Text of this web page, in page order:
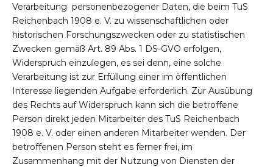
Verarbeitung personenbezogener Daten, die beim TuS
Reichenbach 1908 e. V. zu wissenschaftlichen oder
historischen Forschungszwecken oder zu statistischen
Zwecken gemäß Art. 89 Abs. 1 DS-GVO erfolgen,
Widerspruch einzulegen, es sei denn, eine solche
Verarbeitung ist zur Erfüllung einer im öffentlichen
Interesse liegenden Aufgabe erforderlich. Zur Ausübung
des Rechts auf Widerspruch kann sich die betroffene
Person direkt jeden Mitarbeiter des TuS Reichenbach
1908 e. V. oder einen anderen Mitarbeiter wenden. Der
betroffenen Person steht es ferner frei, im
Zusammenhang mit der Nutzung von Diensten der